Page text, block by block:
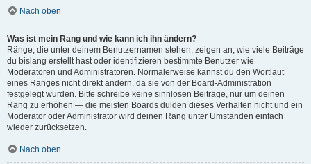
Nach oben
Was ist mein Rang und wie kann ich ihn ändern?
Ränge, die unter deinem Benutzernamen stehen, zeigen an, wie viele Beiträge
du bislang erstellt hast oder identifizieren bestimmte Benutzer wie
Moderatoren und Administratoren. Normalerweise kannst du den Wortlaut
eines Ranges nicht direkt ändern, da sie von der Board-Administration
festgelegt wurden. Bitte schreibe keine sinnlosen Beiträge, nur um deinen
Rang zu erhöhen — die meisten Boards dulden dieses Verhalten nicht und ein
Moderator oder Administrator wird deinen Rang unter Umständen einfach
wieder zurücksetzen.
Nach oben